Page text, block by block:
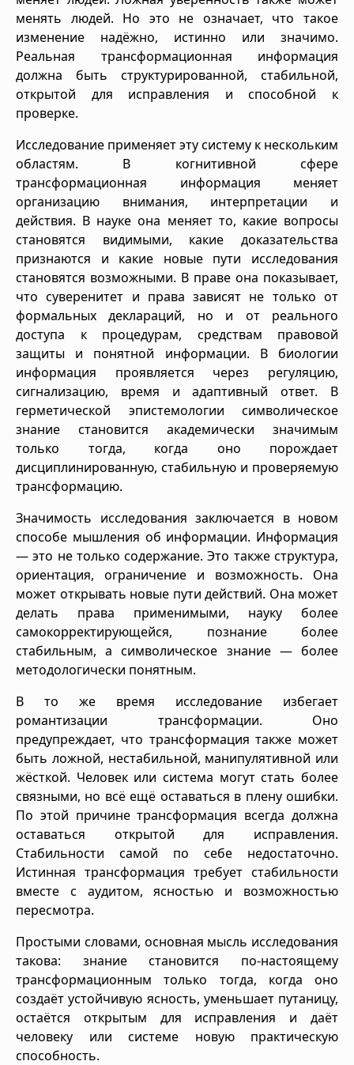
менять людей. Но это не означает, что такое
изменение надёжно, истинно или значимо.
Реальная трансформационная информация
должна быть структурированной, стабильной,
открытой для исправления и способной к
проверке.
Исследование применяет эту систему к нескольким
областям. В когнитивной сфере
трансформационная информация меняет
организацию внимания, интерпретации и
действия. В науке она меняет то, какие вопросы
становятся видимыми, какие доказательства
признаются и какие новые пути исследования
становятся возможными. В праве она показывает,
что суверенитет и права зависят не только от
формальных деклараций, но и от реального
доступа к процедурам, средствам правовой
защиты и понятной информации. В биологии
информация проявляется через регуляцию,
сигнализацию, время и адаптивный ответ. В
герметической эпистемологии символическое
знание становится академически значимым
только тогда, когда оно порождает
дисциплинированную, стабильную и проверяемую
трансформацию.
Значимость исследования заключается в новом
способе мышления об информации. Информация
— это не только содержание. Это также структура,
ориентация, ограничение и возможность. Она
может открывать новые пути действий. Она может
делать права применимыми, науку более
самокорректирующейся, познание более
стабильным, а символическое знание — более
методологически понятным.
В то же время исследование избегает
романтизации трансформации. Оно
предупреждает, что трансформация также может
быть ложной, нестабильной, манипулятивной или
жёсткой. Человек или система могут стать более
связными, но всё ещё оставаться в плену ошибки.
По этой причине трансформация всегда должна
оставаться открытой для исправления.
Стабильности самой по себе недостаточно.
Истинная трансформация требует стабильности
вместе с аудитом, ясностью и возможностью
пересмотра.
Простыми словами, основная мысль исследования
такова: знание становится по-настоящему
трансформационным только тогда, когда оно
создаёт устойчивую ясность, уменьшает путаницу,
остаётся открытым для исправления и даёт
человеку или системе новую практическую
способность.